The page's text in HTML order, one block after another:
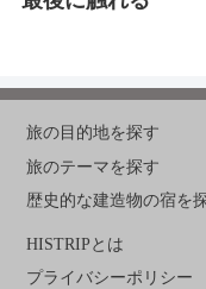
旅の目的地を探す
旅のテーマを探す
歴史的な建造物の宿を
HISTRIPとは
プライバシーポリシー